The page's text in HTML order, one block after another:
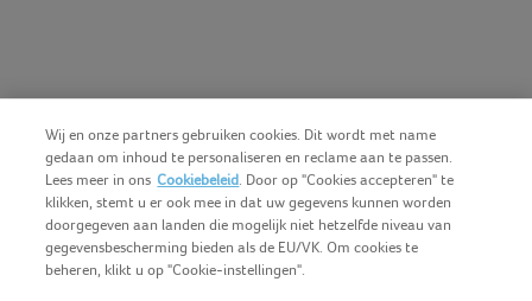
Wij en onze partners gebruiken cookies. Dit wordt met name
gedaan om inhoud te personaliseren en reclame aan te passen.
Lees meer in ons Cookiebeleid. Door op "Cookies accepteren" te
klikken, stemt u er ook mee in dat uw gegevens kunnen worden
doorgegeven aan landen die mogelijk niet hetzelfde niveau van
gegevensbescherming bieden als de EU/VK. Om cookies te
beheren, klikt u op "Cookie-instellingen".